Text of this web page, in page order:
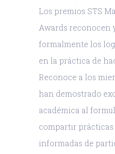
Los premios STS
Awards reconocen
formalmente los
en la práctica de
Reconoce a los
han demostrado
académica al
compartir
informadas de